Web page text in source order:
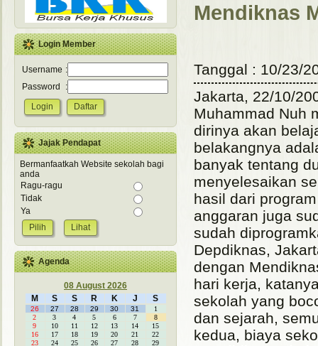
Login Member
Username :
Password
:
Jajak Pendapat
Bermanfaatkah Website sekolah bagi
anda
Ragu-ragu
Tidak
Ya
Lihat
Agenda
08 August 2026
M
S S R K J S
26 27 28 29 30 31
1
2
3 4 5 6 7
8
9
10 11 12 13 14
15
16
17 18 19 20 21
22
23
24 25 26 27 28
29
Mendiknas
Tanggal : 10/23/
Jakarta, 22/10/
Muhammad Nuh
dirinya akan
belakangnya
banyak tentang
menyelesaikan
hasil dari
anggaran juga
sudah
Depdiknas,
dengan
hari kerja,
sekolah yang
dan sejarah,
kedua, biaya